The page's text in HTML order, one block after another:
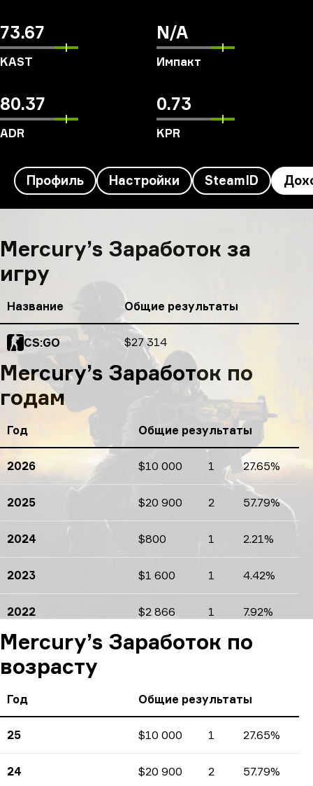
73.67
KAST
N/A
Импакт
80.37
ADR
0.73
KPR
Профиль Настройки SteamID
Mercury’s Заработок за
игру
Название Общие результаты
CS:GO Общие результаты
$27 314
Mercury’s Заработок по
годам
Год Общие результаты
2026 Доходы
$10 000
Количество турниров
1
Проценты 27.65%
2025 Доходы
$20 900
Количество турниров
2
Проценты 57.79%
2024 Доходы
$800
Количество турниров
1
Проценты 2.21%
2023 Доходы
$1 600
Количество турниров
1
Проценты 4.42%
2022 Доходы
$2 866
Количество турниров
1
Проценты 7.92%
Mercury’s Заработок по
возрасту
Год Общие результаты
25 Доходы
$10 000
Количество турниров
1
Проценты 27.65%
24 Доходы
$20 900
Количество турниров
2
Проценты 57.79%